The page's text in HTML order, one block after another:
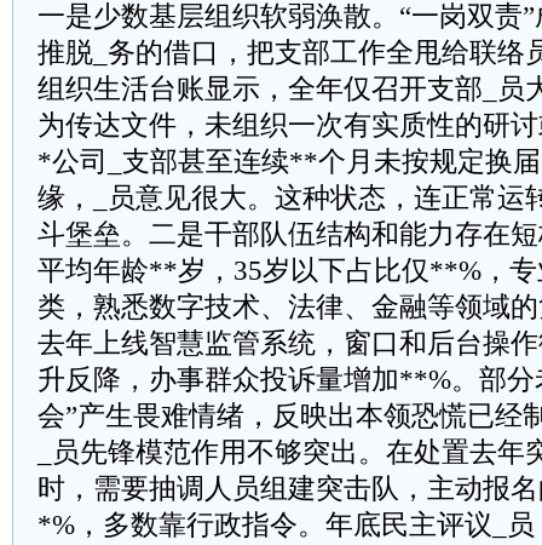
一是少数基层组织软弱涣散。“一岗双责
推脱_务的借口，把支部工作全甩给联络
组织生活台账显示，全年仅召开支部_员
为传达文件，未组织一次有实质性的研
*公司_支部甚至连续**个月未按规定换
缘，_员意见很大。这种状态，连正常运
斗堡垒。二是干部队伍结构和能力存在
平均年龄**岁，35岁以下占比仅**%，
类，熟悉数字技术、法律、金融等领域
去年上线智慧监管系统，窗口和后台操
升反降，办事群众投诉量增加**%。部分
会”产生畏难情绪，反映出本领恐慌已经
_员先锋模范作用不够突出。在处置去年
时，需要抽调人员组建突击队，主动报
*%，多数靠行政指令。年底民主评议_